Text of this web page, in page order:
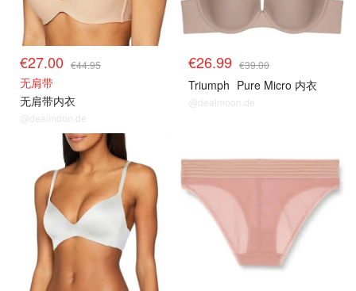
€27.00 €44.95
无肩带
无肩带内衣
@dealmoon.de
€26.99 €39.00
Triumph Pure Micro 内衣
@dealmoon.de